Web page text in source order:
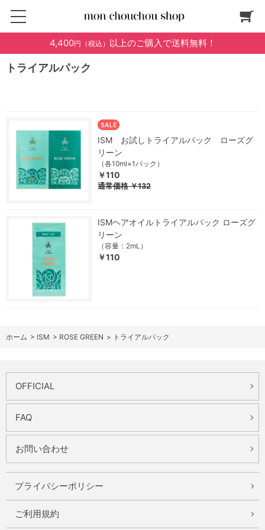
4,400円（税込） 以上のご購入で送料無料！
トライアルパック
ISM お試しトライアルパック ローズグ
リーン
（各10ml×1パック）
￥110
通常価格￥132
ISMヘアオイルトライアルパック ローズグ
リーン
（容量：2mL）
￥110
ホーム > ISM > ROSE GREEN > トライアルパック
OFFICIAL
FAQ
お問い合わせ
プライバシーポリシー
ご利用規約